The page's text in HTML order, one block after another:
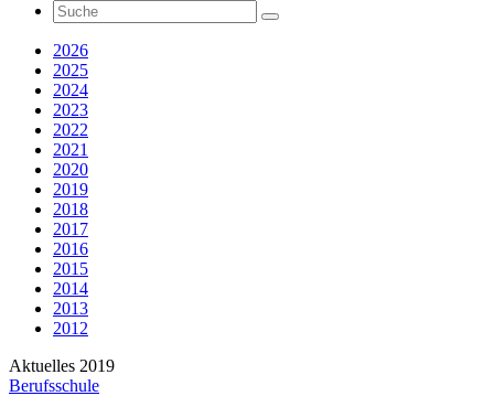
2026
2025
2024
2023
2022
2021
2020
2019
2018
2017
2016
2015
2014
2013
2012
Aktuelles 2019
Berufsschule